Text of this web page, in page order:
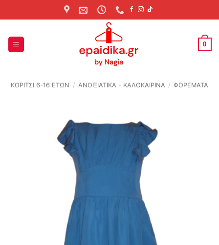
to
0
ΚΟΡΙΤΣΙ 6-16 ΕΤΩΝ / ΑΝΟΙΞΙΆΤΙΚΑ - ΚΑΛΟΚΑΙΡΙΝΆ / ΦΟΡΕΜΑΤΑ